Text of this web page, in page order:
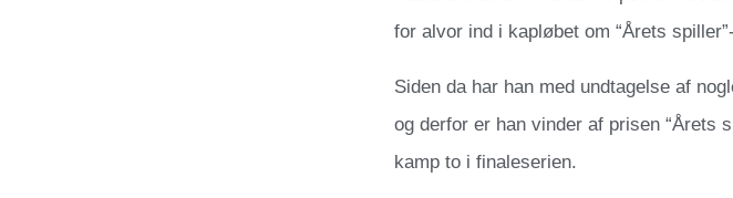
for alvor ind i kapløbet om “Årets
Siden da har han med undtagelse af
og derfor er han vinder af prisen “Årets
kamp to i finaleserien.